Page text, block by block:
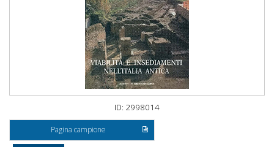
ID: 2998014
Pagina campione